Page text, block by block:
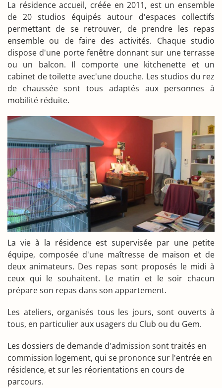
La résidence accueil, créée en 2011, est un ensemble
de 20 studios équipés autour d'espaces collectifs
permettant de se retrouver, de prendre les repas
ensemble ou de faire des activités. Chaque studio
dispose d'une porte fenêtre donnant sur une terrasse
ou un balcon. Il comporte une kitchenette et un
cabinet de toilette avec'une douche. Les studios du rez
de chaussée sont tous adaptés aux personnes à
mobilité réduite.
La vie à la résidence est supervisée par une petite
équipe, composée d'une maîtresse de maison et de
deux animateurs. Des repas sont proposés le midi à
ceux qui le souhaitent. Le matin et le soir chacun
prépare son repas dans son appartement.
Les ateliers, organisés tous les jours, sont ouverts à
tous, en particulier aux usagers du Club ou du Gem.
Les dossiers de demande d'admission sont traités en
commission logement, qui se prononce sur l'entrée en
résidence, et sur les réorientations en cours de
parcours.